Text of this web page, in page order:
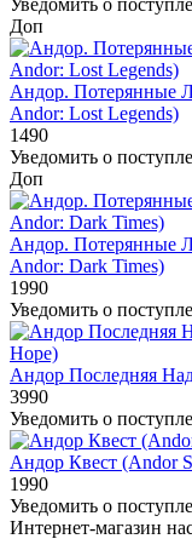
Доп
Андор. Потерянные
Andor: Lost Legends)
1490
Уведомить о
Доп
Андор. Потерянные
Andor: Dark Times)
1990
Уведомить о
Андор Последняя
3990
Уведомить о
Андор Квест (Andor
1990
Уведомить о
Интернет-магазин